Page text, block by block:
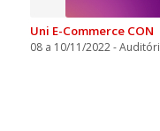
Uni E-Commerce CON
08 a 10/11/2022 -